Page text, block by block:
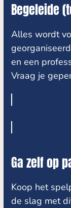
Begeleide
Alles wordt
en een
Vraag je
Ga zelf op
Koop het
de slag met